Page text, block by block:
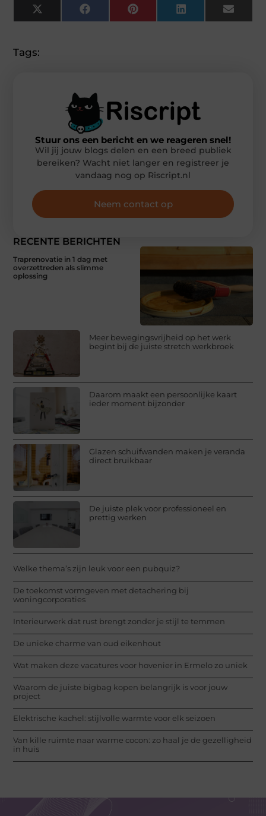
X
(Twitter)
FacebookPinterestLinkedInEmail
Tags:
RECENTE BERICHTEN
Traprenovatie in 1 dag met
overzettreden als slimme
oplossing
Meer bewegingsvrijheid op het werk
begint bij de juiste stretch werkbroek
Daarom maakt een persoonlijke kaart
ieder moment bijzonder
Glazen schuifwanden maken je veranda
direct bruikbaar
De juiste plek voor professioneel en
prettig werken
Welke thema’s zijn leuk voor een pubquiz?
De toekomst vormgeven met detachering bij
woningcorporaties
Interieurwerk dat rust brengt zonder je stijl te temmen
De unieke charme van oud eikenhout
Wat maken deze vacatures voor hovenier in Ermelo zo uniek
Waarom de juiste bigbag kopen belangrijk is voor jouw
project
Elektrische kachel: stijlvolle warmte voor elk seizoen
Van kille ruimte naar warme cocon: zo haal je de gezelligheid
in huis
Stuur ons een bericht en we reageren snel!
Wil jij jouw blogs delen en een breed publiek
bereiken? Wacht niet langer en registreer je
vandaag nog op Riscript.nl
Neem contact op